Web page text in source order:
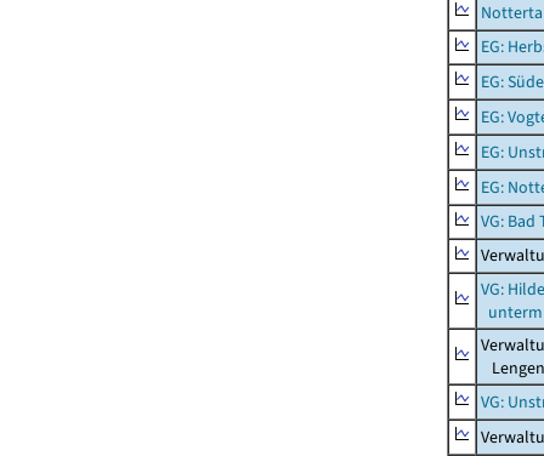
EG:
EG:
EG:
EG:
EG:
VG: Bad
VG:
VG: